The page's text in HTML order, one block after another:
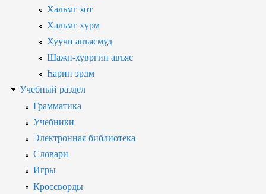
Хальмг хот
Хальмг хүрм
Хуучн авъясмуд
Шаҗн-хувргин авъяс
Һарин эрдм
Учебный раздел
Грамматика
Учебники
Электронная библиотека
Словари
Игры
Кроссворды